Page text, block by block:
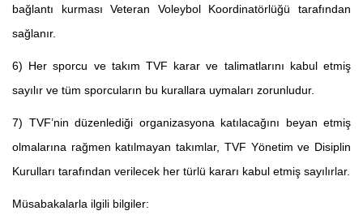
bağlantı kurması Veteran Voleybol Koordinatörlüğü tarafından
sağlanır.
6) Her sporcu ve takım TVF karar ve talimatlarını kabul etmiş
sayılır ve tüm sporcuların bu kurallara uymaları zorunludur.
7) TVF’nin düzenlediği organizasyona katılacağını beyan etmiş
olmalarına rağmen katılmayan takımlar, TVF Yönetim ve Disiplin
Kurulları tarafından verilecek her türlü kararı kabul etmiş sayılırlar.
Müsabakalarla ilgili bilgiler: